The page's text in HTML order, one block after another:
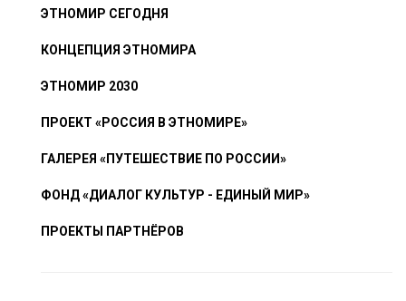
ЭТНОМИР СЕГОДНЯ
КОНЦЕПЦИЯ ЭТНОМИРА
ЭТНОМИР 2030
ПРОЕКТ «РОССИЯ В ЭТНОМИРЕ»
ГАЛЕРЕЯ «ПУТЕШЕСТВИЕ ПО РОССИИ»
ФОНД «ДИАЛОГ КУЛЬТУР - ЕДИНЫЙ МИР»
ПРОЕКТЫ ПАРТНЁРОВ